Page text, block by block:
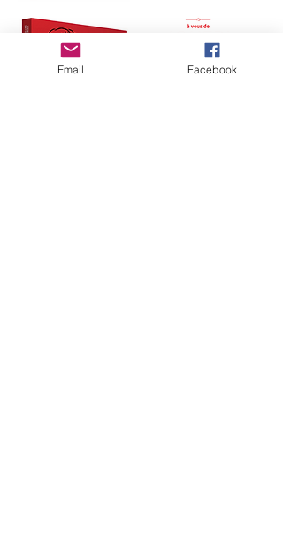
Email Facebook